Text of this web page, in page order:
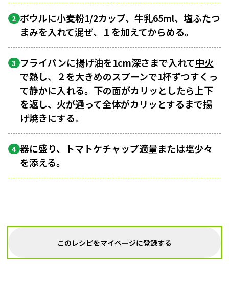
2 ボウルに小麦粉1/2カップ、牛乳65ml、塩ふたつ
まみを入れて混ぜ、１を加えてからめる。
3 フライパンに揚げ油を1cm深さまで入れて中火
で熱し、２を大きめのスプーンで1杯ずつすくっ
て静かに入れる。下の面がカリッとしたら上下
を返し、火が通って全体がカリッとするまで揚
げ焼きにする。
4 器に盛り、トマトケチャップ適量または塩少々
を添える。
このレシピをマイページに登録する